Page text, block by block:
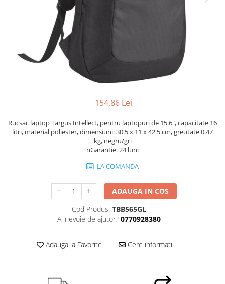
Incarcatoare laptop
Incarcatoare laptop refurbished
Standuri și Coolere Laptop
Alte accesorii
Placi de baza
Ventilatoare carcasa
Componente Renew/Refurbished
Placi VIDEO
PC All-in-One
Calculatoare All-in-One NOI
Componente All-in-One
154,86 Lei
Rucsac laptop Targus Intellect, pentru laptopuri de 15.6", capacitate 16
litri, material poliester, dimensiuni: 30.5 x 11 x 42.5 cm, greutate 0.47
kg, negru/gri
nGarantie: 24 luni
LA COMANDA
ADAUGA IN COS
Cod Produs: TBB565GL
Ai nevoie de ajutor? 0770928380
Adauga la Favorite Cere informatii